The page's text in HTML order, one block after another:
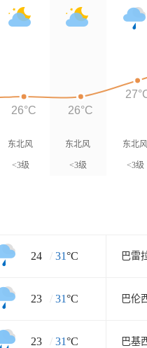
东北风
<3级
东北风
<3级
东北
<3级
26°C 26°C
24 / 31°C 巴雷
23 / 31°C 巴伦
23 / 31°C 巴基